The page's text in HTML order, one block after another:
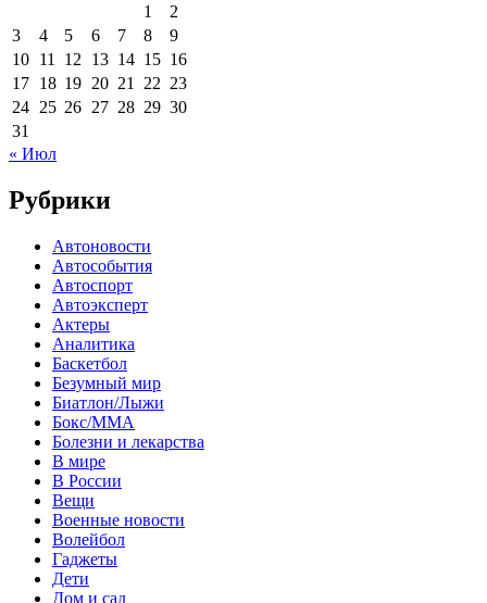
1
2
3
4 5 6 7 8
9
10 11 12 13 14 15 16
17 18 19 20 21 22 23
24 25 26 27 28 29 30
31
« Июл
Рубрики
Автоновости
Автособытия
Автоспорт
Автоэксперт
Актеры
Аналитика
Баскетбол
Безумный мир
Биатлон/Лыжи
Бокс/MMA
Болезни и лекарства
В мире
В России
Вещи
Военные новости
Волейбол
Гаджеты
Дети
Дом и сад